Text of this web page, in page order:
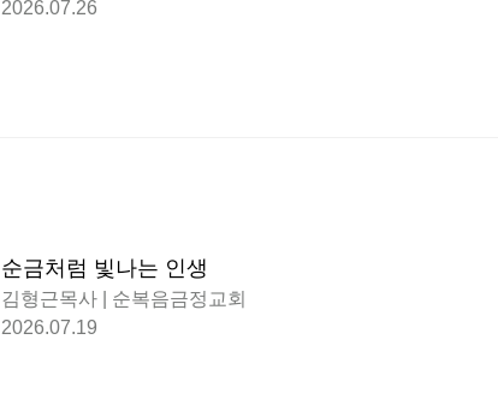
2026.07.26
순금처럼 빛나는 인생
김형근목사 | 순복음금정교회
2026.07.19